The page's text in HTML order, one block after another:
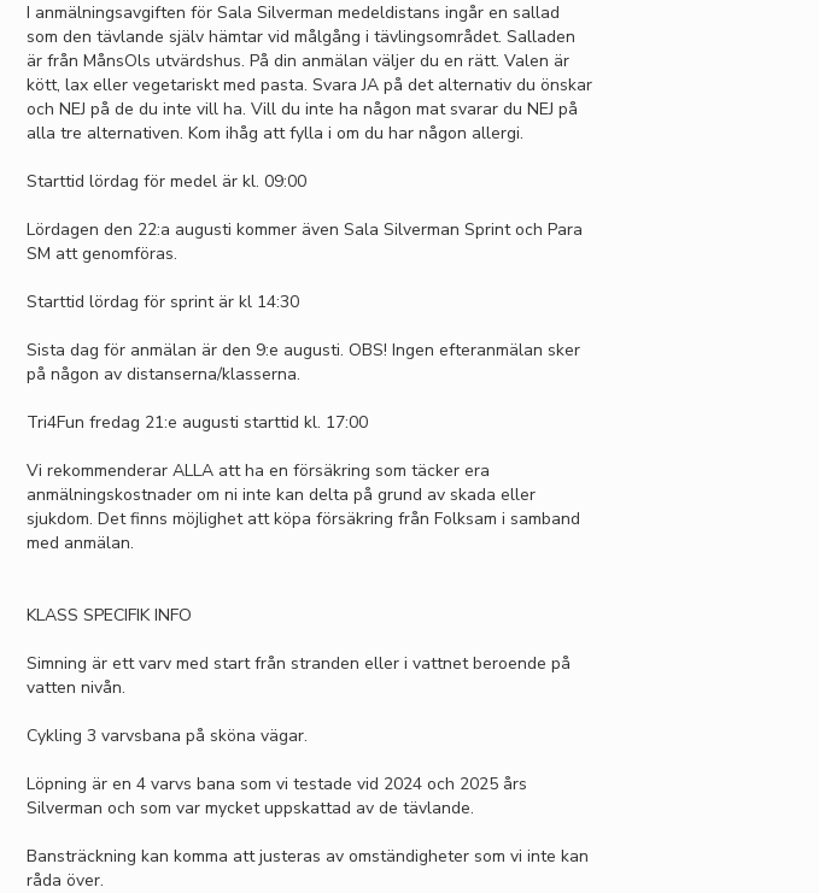
I anmälningsavgiften för Sala Silverman medeldistans ingår en sallad
som den tävlande själv hämtar vid målgång i tävlingsområdet. Salladen
är från MånsOls utvärdshus. På din anmälan väljer du en rätt. Valen är
kött, lax eller vegetariskt med pasta. Svara JA på det alternativ du önskar
och NEJ på de du inte vill ha. Vill du inte ha någon mat svarar du NEJ på
alla tre alternativen. Kom ihåg att fylla i om du har någon allergi.
Starttid lördag för medel är kl. 09:00
Lördagen den 22:a augusti kommer även Sala Silverman Sprint och Para
SM att genomföras.
Starttid lördag för sprint är kl 14:30
Sista dag för anmälan är den 9:e augusti. OBS! Ingen efteranmälan sker
på någon av distanserna/klasserna.
Tri4Fun fredag 21:e augusti starttid kl. 17:00
Vi rekommenderar ALLA att ha en försäkring som täcker era
anmälningskostnader om ni inte kan delta på grund av skada eller
sjukdom. Det finns möjlighet att köpa försäkring från Folksam i samband
med anmälan.
KLASS SPECIFIK INFO
Simning är ett varv med start från stranden eller i vattnet beroende på
vatten nivån.
Cykling 3 varvsbana på sköna vägar.
Löpning är en 4 varvs bana som vi testade vid 2024 och 2025 års
Silverman och som var mycket uppskattad av de tävlande.
Bansträckning kan komma att justeras av omständigheter som vi inte kan
råda över.